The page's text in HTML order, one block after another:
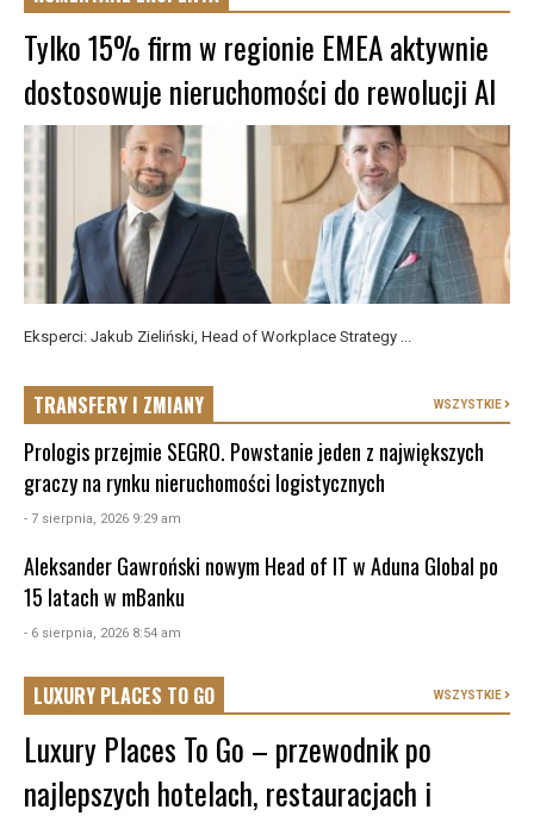
Tylko 15% firm w regionie EMEA aktywnie
dostosowuje nieruchomości do rewolucji AI
Eksperci: Jakub Zieliński, Head of Workplace Strategy ...
TRANSFERY I ZMIANY WSZYSTKIE
Prologis przejmie SEGRO. Powstanie jeden z największych
graczy na rynku nieruchomości logistycznych
- 7 sierpnia, 2026 9:29 am
Aleksander Gawroński nowym Head of IT w Aduna Global po
15 latach w mBanku
- 6 sierpnia, 2026 8:54 am
LUXURY PLACES TO GO WSZYSTKIE
Luxury Places To Go – przewodnik po
najlepszych hotelach, restauracjach i